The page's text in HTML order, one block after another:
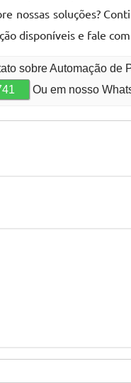
nossas soluções?
disponíveis e fale
sobre Automação de
Ou em nosso